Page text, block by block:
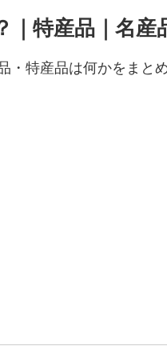
｜特産品｜名産
特産品は何かをまとめ